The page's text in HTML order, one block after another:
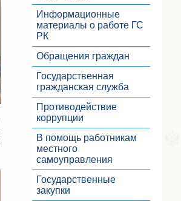
Информационные
материалы о работе ГС
РК
Обращения граждан
Государственная
гражданская служба
Противодействие
коррупции
В помощь работникам
местного
самоуправления
Государственные
закупки